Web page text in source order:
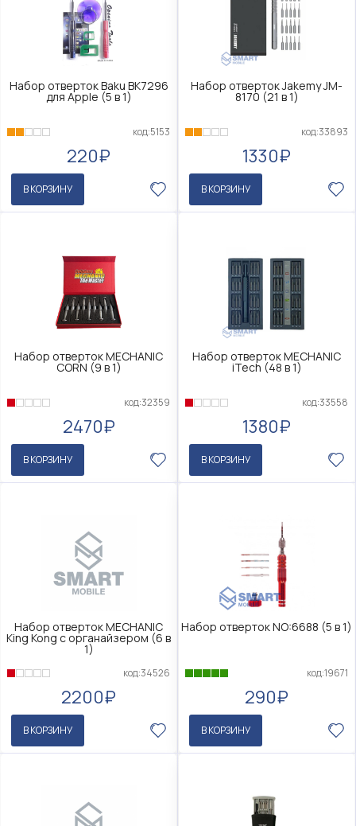
Набор отверток Baku BK7296
для Apple (5 в 1)
код:5153
220₽
В КОРЗИНУ
Набор отверток Jakemy JM-
8170 (21 в 1)
код:33893
1330₽
В КОРЗИНУ
Набор отверток MECHANIC
CORN (9 в 1)
код:32359
2470₽
В КОРЗИНУ
Набор отверток MECHANIC
iTech (48 в 1)
код:33558
1380₽
В КОРЗИНУ
Набор отверток MECHANIC
King Kong c органайзером (6 в
1)
код:34526
2200₽
В КОРЗИНУ
Набор отверток NO:6688 (5 в 1)
код:19671
290₽
В КОРЗИНУ